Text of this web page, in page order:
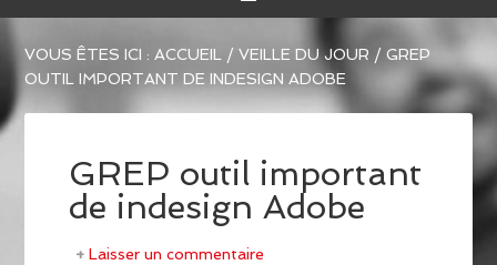
VOUS ÊTES ICI :ACCUEIL / VEILLE DU JOUR / GREP
OUTIL IMPORTANT DE INDESIGN ADOBE
GREP outil important
de indesign Adobe
Laisser un commentaire